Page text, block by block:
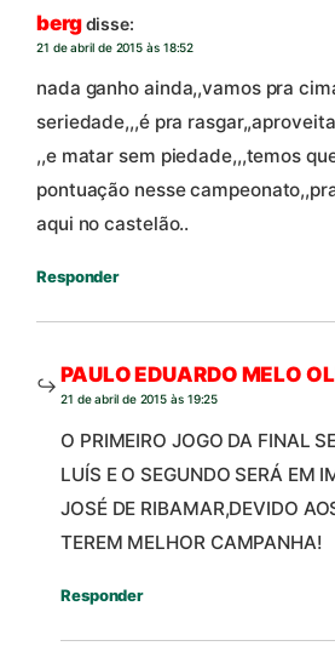
bergdisse:
21 de abril de 2015 às 18:52
nada ganho ainda,,vamos pra
seriedade,,,é pra
,,e matar sem piedade,,,temos
pontuação nesse
aqui no castelão..
Responder
PAULO EDUARDO MELO
21 de abril de 2015 às 19:25
O PRIMEIRO JOGO DA FINAL
LUÍS E O SEGUNDO SERÁ EM
JOSÉ DE RIBAMAR,DEVIDO
TEREM MELHOR CAMPANHA!
Responder